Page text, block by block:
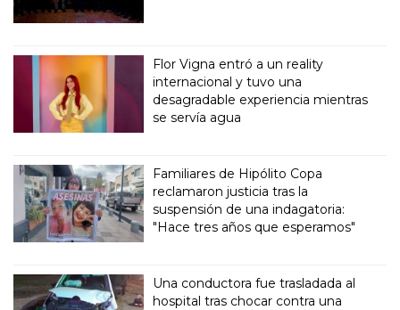
Flor Vigna entró a un reality
internacional y tuvo una
desagradable experiencia mientras
se servía agua
Familiares de Hipólito Copa
reclamaron justicia tras la
suspensión de una indagatoria:
"Hace tres años que esperamos"
Una conductora fue trasladada al
hospital tras chocar contra una